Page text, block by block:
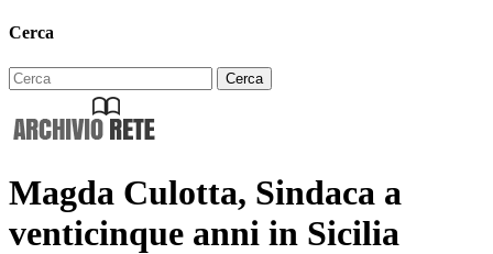
Cerca
Magda Culotta, Sindaca a
venticinque anni in Sicilia